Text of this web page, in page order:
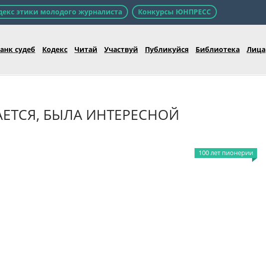
этики молодого журналиста Конкурсы ЮНПРЕСС
судеб Кодекс Читай Участвуй Публикуйся Библиотека Лица
БЫЛА ИНТЕРЕСНОЙ
100 лет пионерии